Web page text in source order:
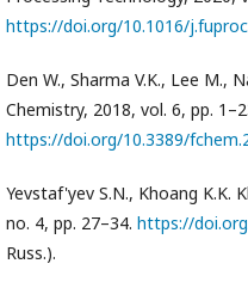
https://doi.org/10.1016/
Den W., Sharma V.K., Lee M.,
Chemistry, 2018, vol. 6, pp.
https://doi.org/10.3389/
Yevstaf'yev S.N., Khoang K.K.
no. 4, pp. 27–34. https://
Russ.).